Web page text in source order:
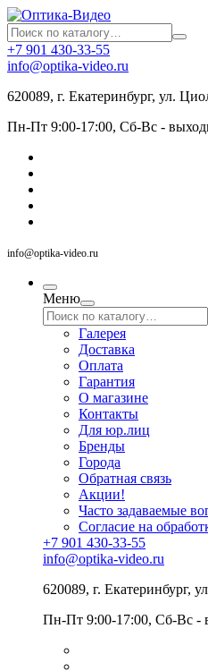
+7 901 430-33-55
info@optika-video.ru
620089, г. Екатеринбург, ул.
Пн-Пт 9:00-17:00, Сб-Вс -
info@optika-video.ru
Меню
Галерея
Доставка
Оплата
Гарантия
О магазине
Контакты
Для юр.лиц
Бренды
Города
Обратная связь
Акции!
Часто задаваемые
Согласие на
+7 901 430-33-55
info@optika-video.ru
620089, г. Екатеринбург,
Пн-Пт 9:00-17:00, Сб-Вс -